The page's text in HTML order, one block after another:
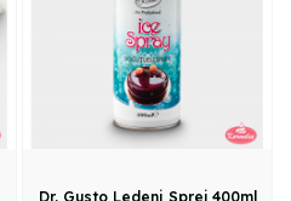
Dr. Gusto Ledeni Sprej 400ml